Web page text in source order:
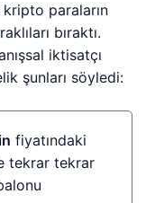
kripto paraların
bıraktı.
iktisatçı
şunları söyledi:
fiyatındaki
tekrar tekrar